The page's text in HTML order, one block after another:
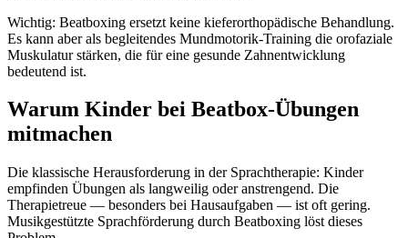
Wichtig: Beatboxing ersetzt keine kieferorthopädische Behandlung.
Es kann aber als begleitendes Mundmotorik-Training die orofaziale
Muskulatur stärken, die für eine gesunde Zahnentwicklung
bedeutend ist.
Warum Kinder bei Beatbox-Übungen
mitmachen
Die klassische Herausforderung in der Sprachtherapie: Kinder
empfinden Übungen als langweilig oder anstrengend. Die
Therapietreue — besonders bei Hausaufgaben — ist oft gering.
Musikgestützte Sprachförderung durch Beatboxing löst dieses